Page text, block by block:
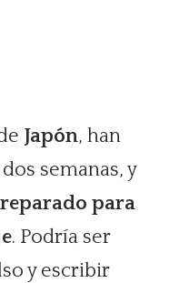
Japón, han
semanas, y
para
. Podría ser
y escribir